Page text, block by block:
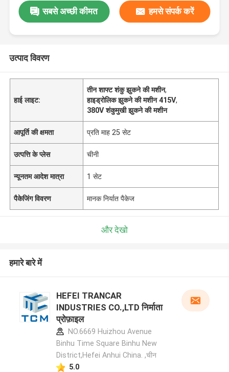
सबसे अच्छी कीमत हमसे संपर्क करें
उत्पाद विवरण
हाई लाइट:
तीन शाफ्ट शंकु झुकने की मशीन,
हाइड्रोलिक झुकने की मशीन 415V,
380V शंकुमुखी झुकने की मशीन
आपूर्ति की क्षमता प्रति माह 25 सेट
उत्पत्ति के प्लेस चीनी
न्यूनतम आदेश मात्रा 1 सेट
पैकेजिंग विवरण मानक निर्यात पैकेज
और देखो
हमारे बारे में
HEFEI TRANCAR
INDUSTRIES CO.,LTD निर्माता
प्रोफ़ाइल
NO.6669 Huizhou Avenue
Binhu Time Square Binhu New
District,Hefei Anhui China. ,चीन
5.0